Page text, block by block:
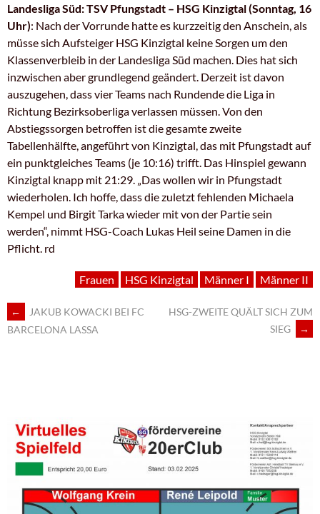
Landesliga Süd: TSV Pfungstadt – HSG Kinzigtal (Sonntag, 16
Uhr): Nach der Vorrunde hatte es kurzzeitig den Anschein, als
müsse sich Aufsteiger HSG Kinzigtal keine Sorgen um den
Klassenverbleib in der Landesliga Süd machen. Dies hat sich
inzwischen aber grundlegend geändert. Derzeit ist davon
auszugehen, dass vier Teams nach Rundende die Liga in
Richtung Bezirksoberliga verlassen müssen. Von den
Abstiegssorgen betroffen ist die gesamte zweite
Tabellenhälfte, angeführt von Kinzigtal, das mit Pfungstadt auf
ein punktgleiches Teams (je 10:16) trifft. Das Hinspiel gewann
Kinzigtal knapp mit 21:29. „Das wollen wir in Pfungstadt
wiederholen. Ich hoffe, dass die zuletzt fehlenden Michaela
Kempel und Birgit Tarka wieder mit von der Partie sein
werden“, nimmt HSG-Coach Lukas Heil seine Damen in die
Pflicht. rd
Frauen HSG Kinzigtal Männer I Männer II
ARTIKEL-
←
JAKUB KOWACKI BEI FC
BARCELONA LASSA
HSG-ZWEITE QUÄLT SICH ZUM
SIEG
→